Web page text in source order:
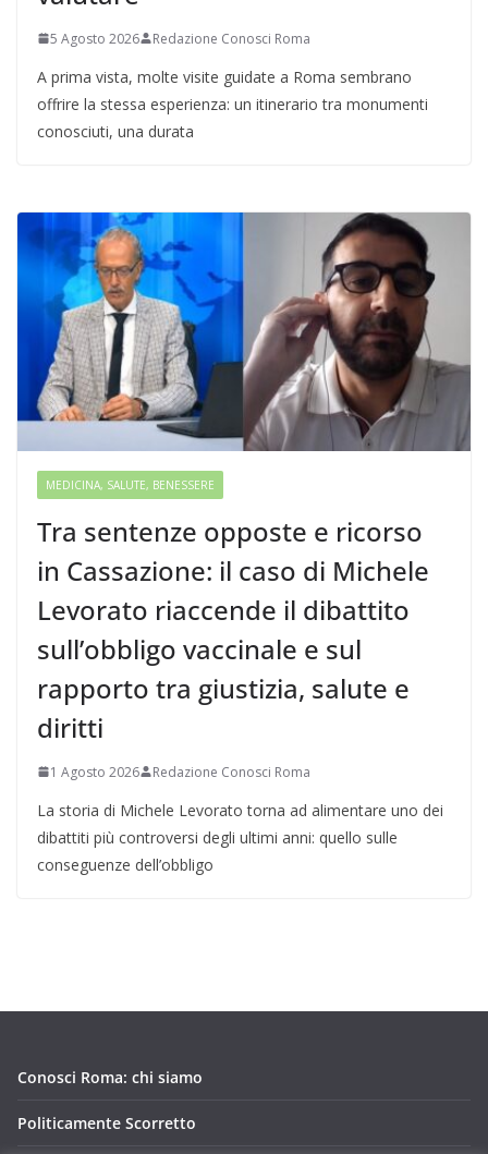
5 Agosto 2026 Redazione Conosci Roma
A prima vista, molte visite guidate a Roma sembrano
offrire la stessa esperienza: un itinerario tra monumenti
conosciuti, una durata
MEDICINA, SALUTE, BENESSERE
Tra sentenze opposte e ricorso
in Cassazione: il caso di Michele
Levorato riaccende il dibattito
sull’obbligo vaccinale e sul
rapporto tra giustizia, salute e
diritti
1 Agosto 2026 Redazione Conosci Roma
La storia di Michele Levorato torna ad alimentare uno dei
dibattiti più controversi degli ultimi anni: quello sulle
conseguenze dell’obbligo
Conosci Roma: chi siamo
Politicamente Scorretto